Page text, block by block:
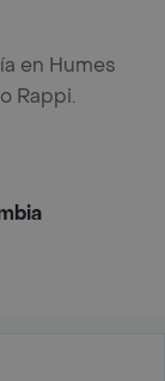
en Humes
Rappi.